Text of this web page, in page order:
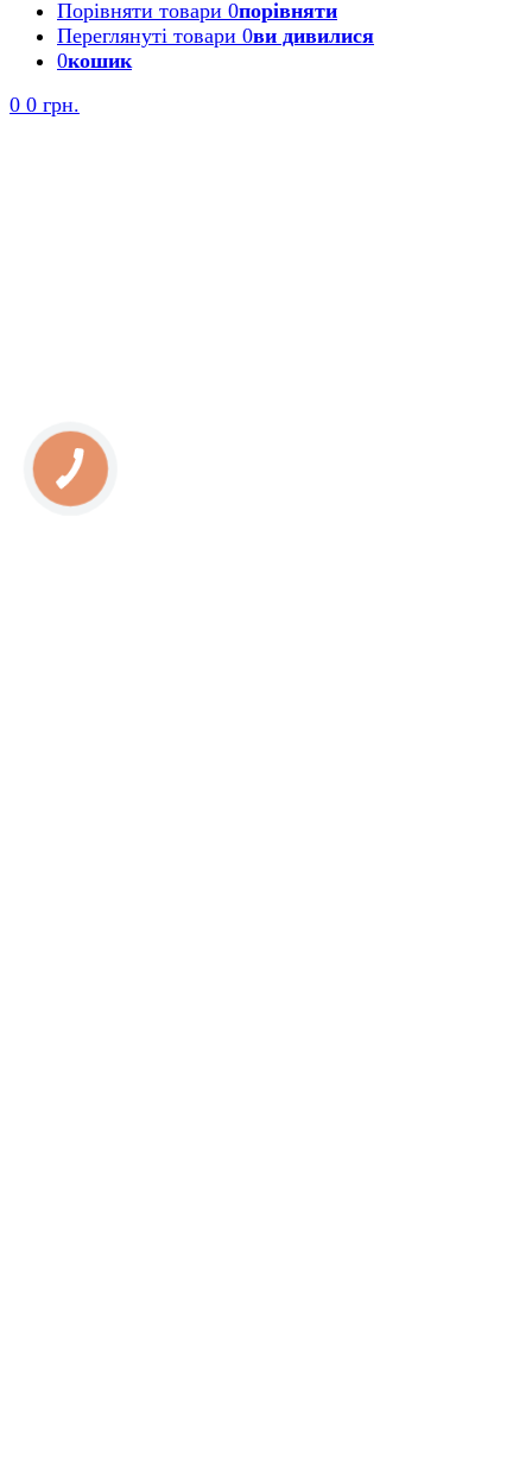
Порівняти товари 0порівняти
Переглянуті товари 0ви дивилися
0кошик
0 0 грн.